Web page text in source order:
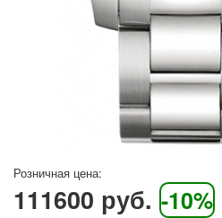
Розничная цена:
111600 руб. -10%